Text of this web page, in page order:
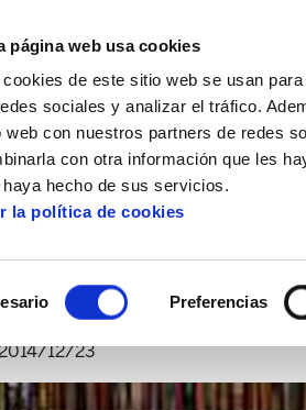
página web usa cookies
cookies de este sitio web se usan
sociales y analizar el tráfico.
web con nuestros partners de redes
con otra información que les
haya hecho de sus servicios.
la política de cookies
Preferencias
de diciembre
12/23